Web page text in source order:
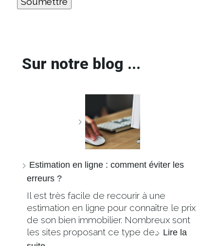
Sur notre blog ...
Estimation en ligne : comment éviter les
erreurs ?
Il est très facile de recourir à une
estimation en ligne pour connaître le prix
de son bien immobilier. Nombreux sont
les sites proposant ce type de… Lire la